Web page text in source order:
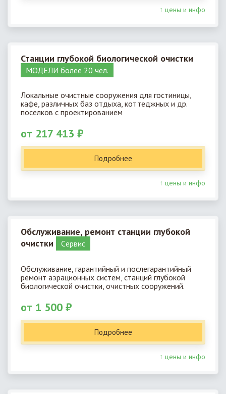
↑ цены и инфо
Станции глубокой биологической очистки
МОДЕЛИ более 20 чел.
Локальные очистные сооружения для гостиницы,
кафе, различных баз отдыха, коттеджных и др.
поселков с проектированием
от 217 413 ₽
Подробнее
↑ цены и инфо
Обслуживание, ремонт станции глубокой
очистки
Cервис
Обслуживание, гарантийный и послегарантийный
ремонт аэрационных систем, станций глубокой
биологической очистки, очистных сооружений.
от 1 500 ₽
Подробнее
↑ цены и инфо